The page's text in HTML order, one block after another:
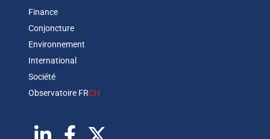
Finance
Conjoncture
Environnement
International
Société
Observatoire FRCH